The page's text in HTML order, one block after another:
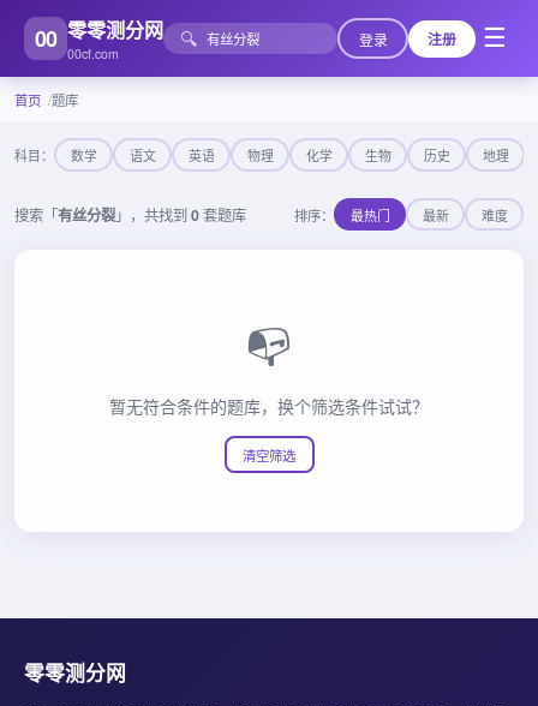
00 零零测分网
00cf.com
🔍 登录 注册 ☰
首页 题库
科目： 数学 语文 英语 物理 化学 生物 历史 地理
搜索「有丝分裂」，共找到0套题库 排序： 最热门 最新 难度
📭
暂无符合条件的题库，换个筛选条件试试？
清空筛选
零零测分网